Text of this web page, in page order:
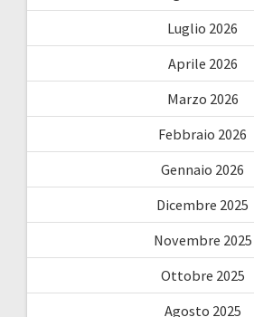
Luglio 2026
Aprile 2026
Marzo 2026
Febbraio 2026
Gennaio 2026
Dicembre 2025
Novembre 2025
Ottobre 2025
Agosto 2025